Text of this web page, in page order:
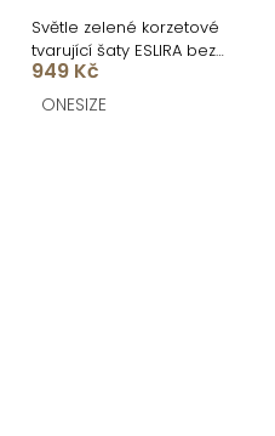
Světle zelené korzetové
tvarující šaty ESLIRA bez
ramínek
949 Kč
ONESIZE